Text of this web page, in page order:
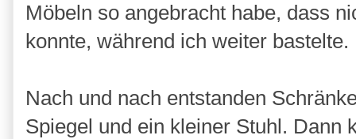
Möbeln so angebracht habe, dass
konnte, während ich weiter bastelte.
Nach und nach entstanden
Spiegel und ein kleiner Stuhl. Dann